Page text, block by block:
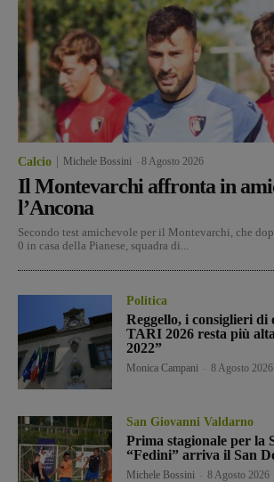
Calcio Michele Bossini 8 Agosto 2026
Il Montevarchi affronta in
l’Ancona
Secondo test amichevole per il Montevarchi, che
0 in casa della Pianese, squadra di...
Politica
Reggello, i consiglieri di
TARI 2026 resta più
2022”
Monica Campani 8 Agosto 2026
San Giovanni Valdarno
Prima stagionale per la
“Fedini” arriva il San
Michele Bossini 8 Agosto 2026